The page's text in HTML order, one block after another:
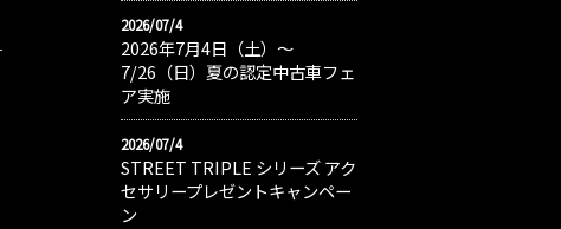
2026/07/4
2026年7月4日（土）〜
7/26（日）夏の認定中古車フェ
ア実施
2026/07/4
STREET TRIPLE シリーズ アク
セサリープレゼントキャンペー
ン